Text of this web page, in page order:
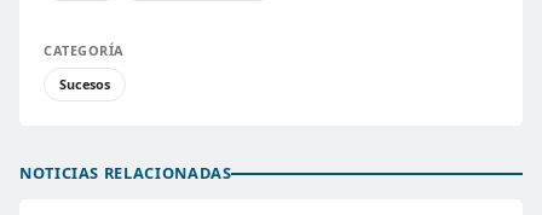
CATEGORÍA
Sucesos
NOTICIAS RELACIONADAS